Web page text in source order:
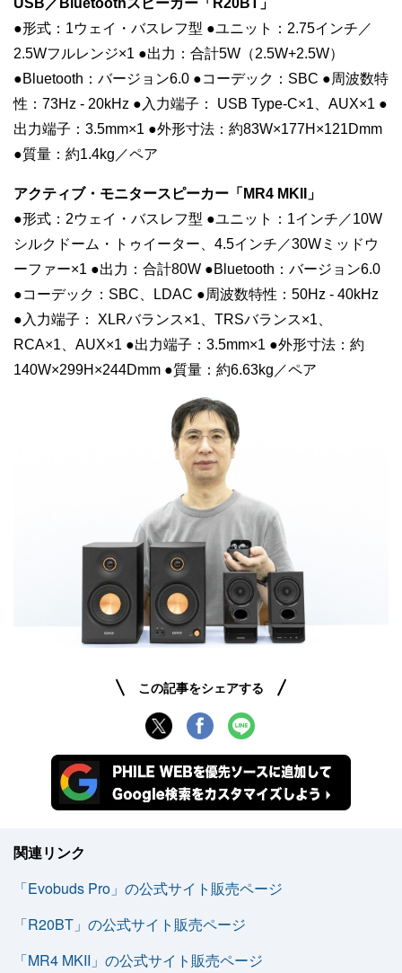
USB／Bluetoothスピーカー「R20BT」
●形式：1ウェイ・バスレフ型 ●ユニット：2.75インチ／
2.5Wフルレンジ×1 ●出力：合計5W（2.5W+2.5W）
●Bluetooth：バージョン6.0 ●コーデック：SBC ●周波数特
性：73Hz - 20kHz ●入力端子： USB Type-C×1、AUX×1 ●
出力端子：3.5mm×1 ●外形寸法：約83W×177H×121Dmm
●質量：約1.4kg／ペア
アクティブ・モニタースピーカー「MR4 MKII」
●形式：2ウェイ・バスレフ型 ●ユニット：1インチ／10W
シルクドーム・トゥイーター、4.5インチ／30Wミッドウ
ーファー×1 ●出力：合計80W ●Bluetooth：バージョン6.0
●コーデック：SBC、LDAC ●周波数特性：50Hz - 40kHz
●入力端子：
XLRバランス×1、TRSバランス×1、
RCA×1、AUX×1 ●出力端子：3.5mm×1 ●外形寸法：約
140W×299H×244Dmm ●質量：約6.63kg／ペア
この記事をシェアする
関連リンク
「Evobuds Pro」の公式サイト販売ページ
「R20BT」の公式サイト販売ページ
「MR4 MKII」の公式サイト販売ページ